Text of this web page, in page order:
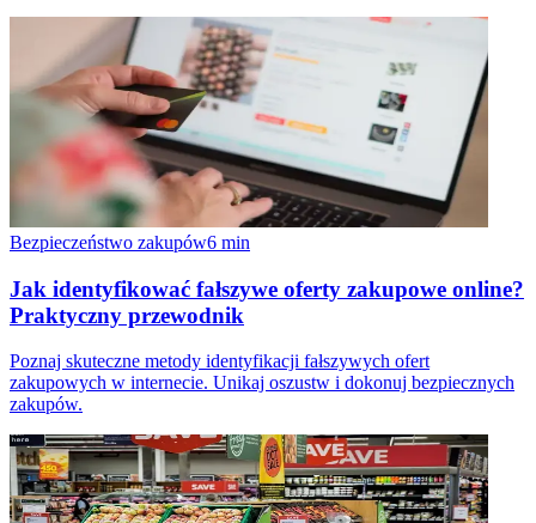
Bezpieczeństwo zakupów6 min
Jak identyfikować fałszywe oferty zakupowe online?
Praktyczny przewodnik
Poznaj skuteczne metody identyfikacji fałszywych ofert
zakupowych w internecie. Unikaj oszustw i dokonuj bezpiecznych
zakupów.